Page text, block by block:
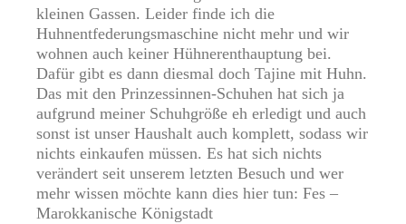
kleinen Gassen. Leider finde ich die
Huhnentfederungsmaschine nicht mehr und wir
wohnen auch keiner Hühnerenthauptung bei.
Dafür gibt es dann diesmal doch Tajine mit Huhn.
Das mit den Prinzessinnen-Schuhen hat sich ja
aufgrund meiner Schuhgröße eh erledigt und auch
sonst ist unser Haushalt auch komplett, sodass wir
nichts einkaufen müssen. Es hat sich nichts
verändert seit unserem letzten Besuch und wer
mehr wissen möchte kann dies hier tun: Fes –
Marokkanische Königstadt